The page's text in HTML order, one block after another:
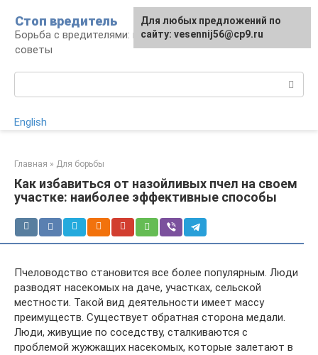
контенту
Стоп вредитель
Борьба с вредителями: правила, средства,
советы
English
Главная » Для борьбы
Как избавиться от назойливых пчел на своем
участке: наиболее эффективные способы
Пчеловодство становится все более популярным. Люди
разводят насекомых на даче, участках, сельской
местности. Такой вид деятельности имеет массу
преимуществ. Существует обратная сторона медали.
Люди, живущие по соседству, сталкиваются с
проблемой жужжащих насекомых, которые залетают в
Для любых предложений по
сайту: vesennij56@cp9.ru